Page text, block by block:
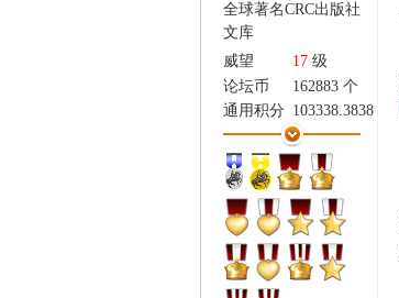
全球著名CRC出版社
文库
威望
17 级
论坛币
162883 个
通用积分 103338.3838
学术水平
5947 点
热心指数 6450 点
信用等级 5262 点
经验
4645 点
帖子
7511
精华
92
在线时间
9486 小时